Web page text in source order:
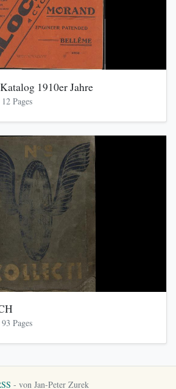
1910er Jahre
Pages
Pages
- von Jan-Peter Zurek